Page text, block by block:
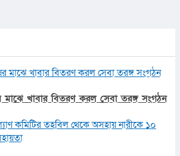
খাবার বিতরণ করল সেবা তরঙ্গ সংগঠন